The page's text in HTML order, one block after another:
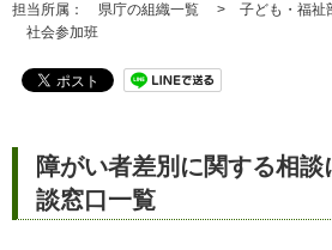
担当所属： 県庁の組織一覧 > 子ども・福
社会参加班
障がい者差別に関する相談
談窓口一覧